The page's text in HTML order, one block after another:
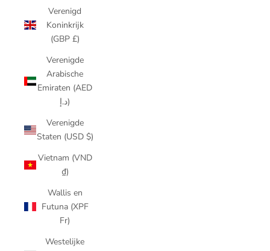
Verenigd
Koninkrijk
(GBP £)
Verenigde
Arabische
Emiraten (AED
د.إ)
Verenigde
Staten (USD $)
Vietnam (VND
₫)
Wallis en
Futuna (XPF
Fr)
Westelijke